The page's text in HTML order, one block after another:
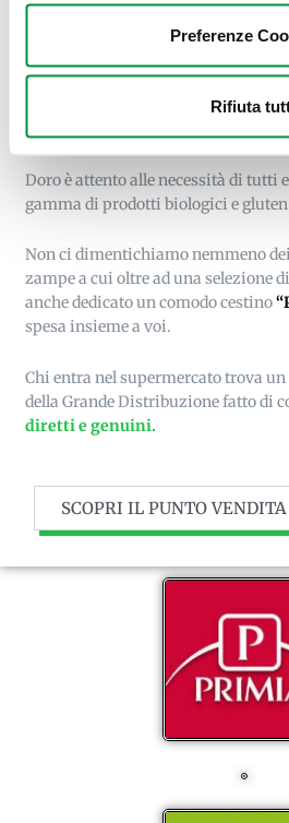
Preferenze
Rifiuta
vostra dispensa: caffè, biscotti,
vini e tutto il necessario per la cura
Doro è attento alle necessità di tutti
gamma di prodotti biologici e gluten
Non ci dimentichiamo nemmeno
zampe a cui oltre ad una selezione
anche dedicato un comodo cestino
spesa insieme a voi.
Chi entra nel supermercato trova
della Grande Distribuzione fatto di
diretti e genuini.
SCOPRI IL PUNTO